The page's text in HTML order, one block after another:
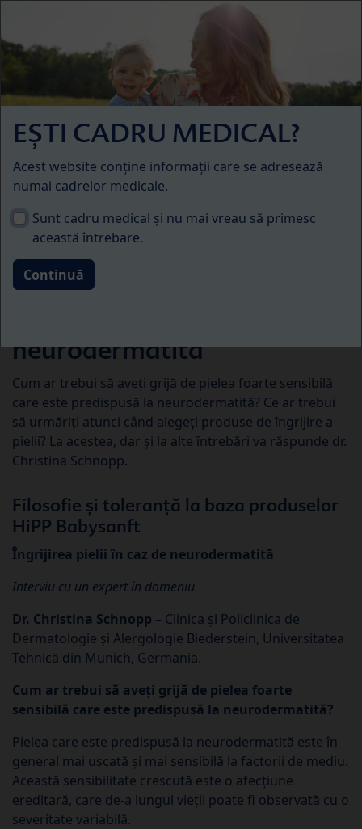
HiPP BabySanft
neurodermatită
Cum ar trebui să aveți grijă de pielea foarte sensibilă
care este predispusă la neurodermatită? Ce ar trebui
să urmăriți atunci când alegeți produse de îngrijire a
pielii? La acestea, dar și la alte întrebări va răspunde dr.
Christina Schnopp.
Filosofie și toleranță la baza produselor
HiPP Babysanft
Îngrijirea pielii în caz de neurodermatită
Interviu cu un expert în domeniu
Dr. Christina Schnopp – Clinica și Policlinica de
Dermatologie și Alergologie Biederstein, Universitatea
Tehnică din Munich, Germania.
Cum ar trebui să aveți grijă de pielea foarte
sensibilă care este predispusă la neurodermatită?
Pielea care este predispusă la neurodermatită este în
general mai uscată și mai sensibilă la factorii de mediu.
Această sensibilitate crescută este o afecțiune
ereditară, care de-a lungul vieții poate fi observată cu o
severitate variabilă.
EȘTI CADRU MEDICAL?
Acest website conține informații care se adresează
numai cadrelor medicale.
Sunt cadru medical și nu mai vreau să primesc
această întrebare.